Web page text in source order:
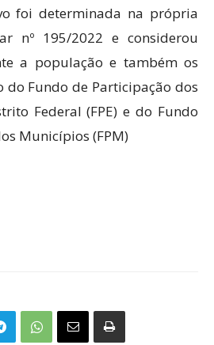
foi determinada na própria
nº 195/2022 e considerou
a população e também os
do Fundo de Participação dos
Federal (FPE) e do Fundo
Municípios (FPM)